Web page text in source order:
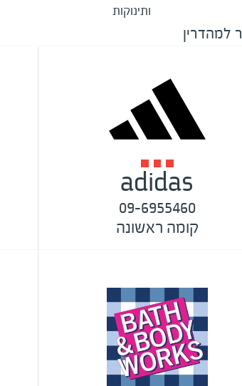
ותינוקות
למהדרין
adidas
09-6955460
קומה ראשונה